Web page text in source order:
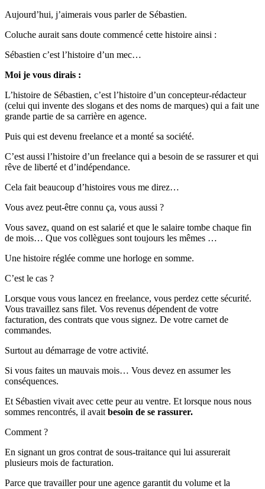
Aujourd’hui, j’aimerais vous parler de Sébastien.
Coluche aurait sans doute commencé cette histoire ainsi :
Sébastien c’est l’histoire d’un mec…
Moi je vous dirais :
L’histoire de Sébastien, c’est l’histoire d’un concepteur-rédacteur
(celui qui invente des slogans et des noms de marques) qui a fait une
grande partie de sa carrière en agence.
Puis qui est devenu freelance et a monté sa société.
C’est aussi l’histoire d’un freelance qui a besoin de se rassurer et qui
rêve de liberté et d’indépendance.
Cela fait beaucoup d’histoires vous me direz…
Vous avez peut-être connu ça, vous aussi ?
Vous savez, quand on est salarié et que le salaire tombe chaque fin
de mois… Que vos collègues sont toujours les mêmes …
Une histoire réglée comme une horloge en somme.
C’est le cas ?
Lorsque vous vous lancez en freelance, vous perdez cette sécurité.
Vous travaillez sans filet. Vos revenus dépendent de votre
facturation, des contrats que vous signez. De votre carnet de
commandes.
Surtout au démarrage de votre activité.
Si vous faites un mauvais mois… Vous devez en assumer les
conséquences.
Et Sébastien vivait avec cette peur au ventre. Et lorsque nous nous
sommes rencontrés, il avait besoin de se rassurer.
Comment ?
En signant un gros contrat de sous-traitance qui lui assurerait
plusieurs mois de facturation.
Parce que travailler pour une agence garantit du volume et la